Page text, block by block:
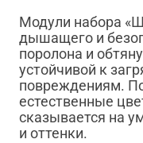
Модули набора
дышащего и
поролона и
устойчивой к
повреждениям.
естественные
сказывается на
и оттенки.